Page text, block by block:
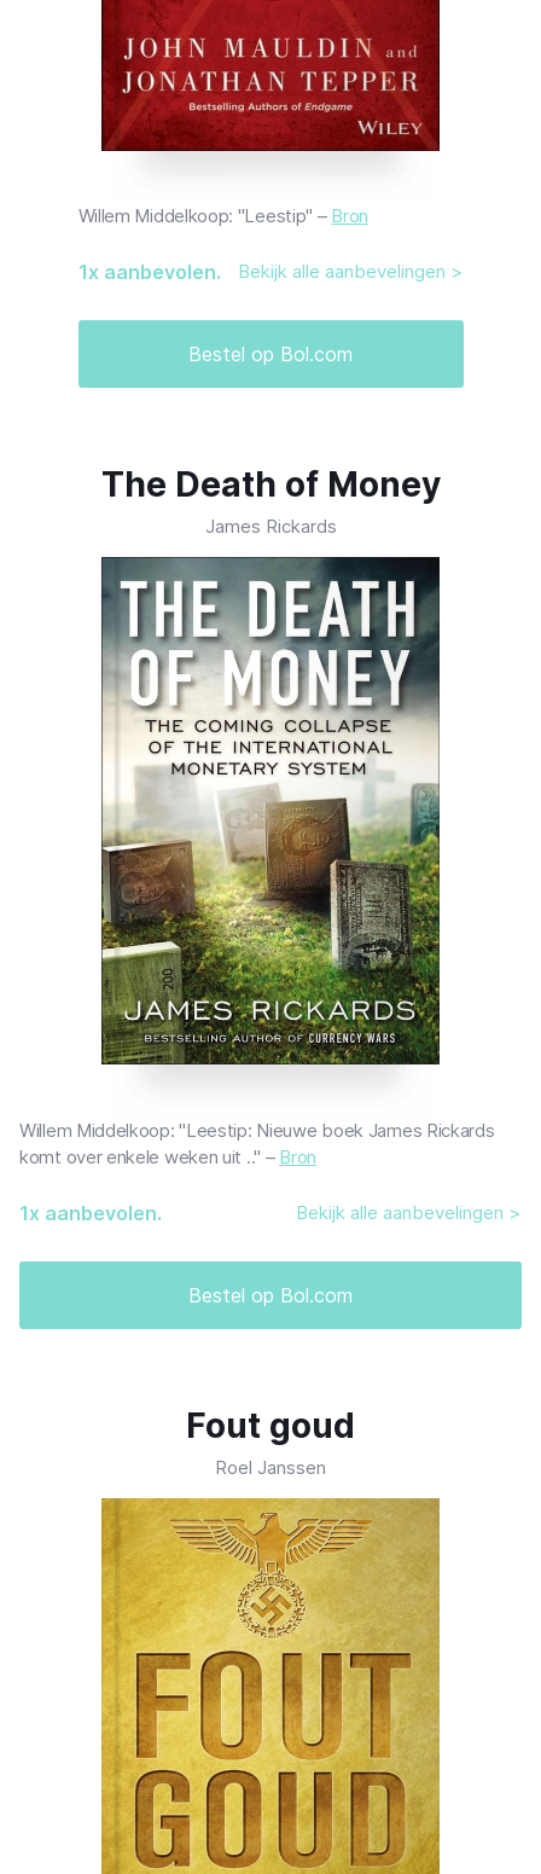
Willem Middelkoop: "Leestip" – Bron
Bestel op Bol.com
1x aanbevolen. Bekijk alle aanbevelingen >
The Death of Money
James Rickards
Willem Middelkoop: "Leestip: Nieuwe boek James Rickards
komt over enkele weken uit .." – Bron
Bestel op Bol.com
1x aanbevolen. Bekijk alle aanbevelingen >
Fout goud
Roel Janssen